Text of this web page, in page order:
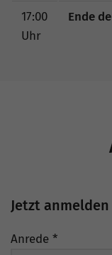
17:00
Uhr
Ende
Jetzt anmelden
Anrede *